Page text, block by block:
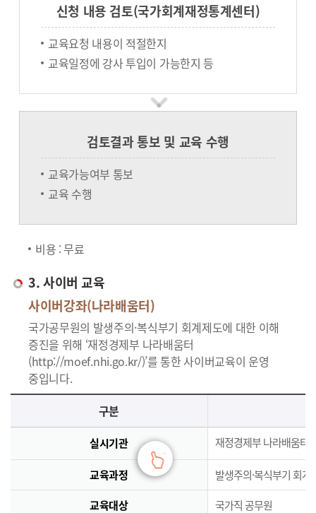
신청 내용 검토(국가회계재정통계센터)
교육요청 내용이 적절한지
교육일정에 강사 투입이 가능한지 등
검토결과 통보 및 교육 수행
교육가능여부 통보
교육 수행
비용 : 무료
3. 사이버 교육
사이버강좌(나라배움터)
국가공무원의 발생주의·복식부기 회계제도에 대한 이해
증진을 위해 ‘재정경제부 나라배움터
(http://moef.nhi.go.kr/)’를 통한 사이버교육이 운영
중입니다.
사이버교육의 사이버강좌(나라배움터)에 대한 안내로 실시기관, 교육과정, 대상, 인원, 시간, 인정시간, 신청(기간,절차), 수료(요건,평가,수료증)으로 구분되며 이에 해당하는 내용으로 구성된 표 입니다.
구분
실시기관 재정경제부 나라배움터(
교육과정 발생주의·복식부기 회계
교육대상 국가직 공무원